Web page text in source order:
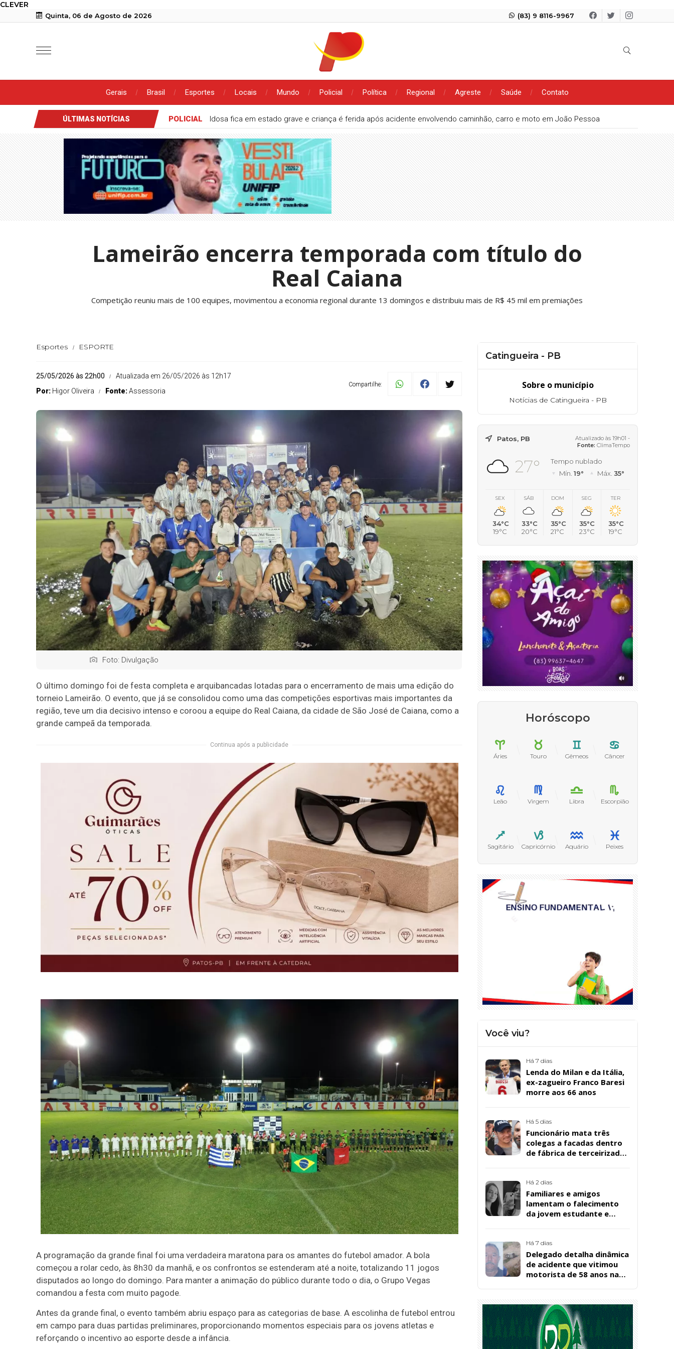
CLEVER
Quinta, 06 de Agosto de 2026 (83) 9 8116-9967
Gerais Brasil Esportes Locais Mundo Policial Política Regional Agreste Saúde Contato
ÚLTIMAS NOTÍCIAS POLICIAL Idosa fica em estado grave e criança é ferida após acidente envolvendo caminhão, carro e moto em João Pessoa
Lameirão encerra temporada com título do
Real Caiana
Competição reuniu mais de 100 equipes, movimentou a economia regional durante 13 domingos e distribuiu mais de R$ 45 mil em premiações
Esportes ESPORTE
25/05/2026 às 22h00
Atualizada em 26/05/2026 às 12h17
Por: Higor Oliveira Fonte:Assessoria
Compartilhe:
Foto: Divulgação
O último domingo foi de festa completa e arquibancadas lotadas para o encerramento de mais uma edição do
torneio Lameirão. O evento, que já se consolidou como uma das competições esportivas mais importantes da
região, teve um dia decisivo intenso e coroou a equipe do Real Caiana, da cidade de São José de Caiana, como a
grande campeã da temporada.
Continua após a publicidade
A programação da grande final foi uma verdadeira maratona para os amantes do futebol amador. A bola
começou a rolar cedo, às 8h30 da manhã, e os confrontos se estenderam até a noite, totalizando 11 jogos
disputados ao longo do domingo. Para manter a animação do público durante todo o dia, o Grupo Vegas
comandou a festa com muito pagode.
Antes da grande final, o evento também abriu espaço para as categorias de base. A escolinha de futebol entrou
em campo para duas partidas preliminares, proporcionando momentos especiais para os jovens atletas e
reforçando o incentivo ao esporte desde a infância.
Catingueira - PB
Sobre o município
Notícias de Catingueira - PB
Patos, PB
Atualizado às 19h01 -
Fonte: ClimaTempo
27°
Tempo nublado
Mín. 19° Máx. 35°
SEX
34°C
19°C
SÁB
33°C
20°C
DOM
35°C
21°C
SEG
35°C
23°C
TER
35°C
19°C
Horóscopo
Áries Touro Gêmeos Câncer
Leão Virgem Libra Escorpião
Sagitário Capricórnio Aquário Peixes
Você viu?
Há 7 dias
Lenda do Milan e da Itália,
ex-zagueiro Franco Baresi
morre aos 66 anos
Há 5 dias
Funcionário mata três
colegas a facadas dentro
de fábrica de terceirizada
Há 2 dias
Familiares e amigos
lamentam o falecimento
da jovem estudante e
Santos, em Patos
Há 7 dias
Delegado detalha dinâmica
de acidente que vitimou
motorista de 58 anos na